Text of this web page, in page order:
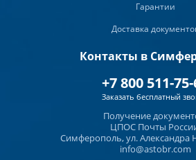
Гарантии
Доставка
Контакты в
+7 800 511-
Заказать бесплатный
Получение
ЦПОС Почты
Симферополь, ул. Александра
info@astobr.com